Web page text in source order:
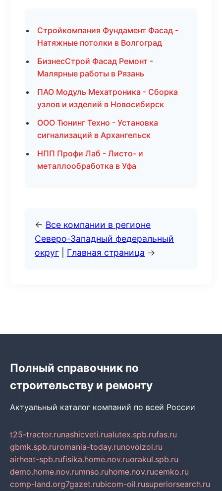
Стройкомпания Фундамент Фасад -
Натяжные потолки в Волгоград
БизнесСтрой Фасад Ремонт -
Малярные работы в Рязань
ПАО Модуль Мехатроника - Сборка
узлов и изделий в Новосибирск
ООО Тюнинг Техно - Установка
сигнализаций в Архангельск
НПП Профи Лаб - Листо- и
металлообработка в Уфа
← Все компании в регионе
Северо-Западный федеральный
округ
Главная страница →
Полный справочник по
строительству и ремонту
Актуальный каталог компаний по всей России
t25-tractor.runashicveti.rualutex.spb.rufas.ru
gbmk.spb.ruromania-today.runovoizol.ru
airheat-spb.rufisika.home.nov.ruorakul.spb.ru
demo.home.nov.rumnso.ruhome.nov.rucemko.ru
comp-land.org7gazet.rubicom-oil.rusuperiorsearch.ru